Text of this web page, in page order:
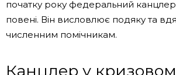
початку року федеральний
повені. Він висловлює подяку та
численним помічникам.
Канцлер у